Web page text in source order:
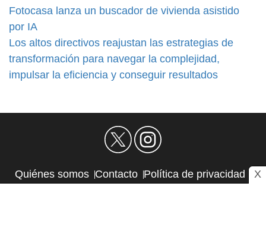
Fotocasa lanza un buscador de vivienda asistido
por IA
Los altos directivos reajustan las estrategias de
transformación para navegar la complejidad,
impulsar la eficiencia y conseguir resultados
Quiénes somos Contacto Política de privacidad
X